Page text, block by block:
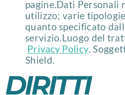
pagine.Dati Personali
utilizzo; varie
quanto specificato
servizio.Luogo del
Privacy Policy.
Shield.
DIRITTI